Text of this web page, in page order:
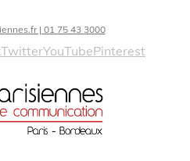
| 01 75 43 3000
TwitterYouTubePinterest